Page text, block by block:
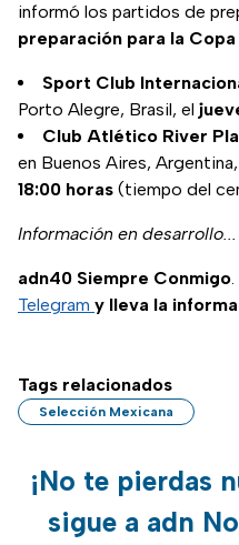
informó los partidos de
preparación para la
Sport Club
Porto Alegre, Brasil, el
Club Atlético River
en Buenos Aires,
18:00 horas (tiempo del
Información en desarrollo...
adn40 Siempre Conmigo.
Telegram y lleva la
Tags relacionados
Selección Mexicana
¡No te pierdas
sigue a adn